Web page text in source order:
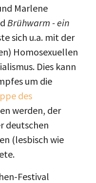
Marlene
Brühwarm - ein
sich u.a. mit der
Homosexuellen
Dies kann
um die
des
werden, der
deutschen
(lesbisch wie
Festival